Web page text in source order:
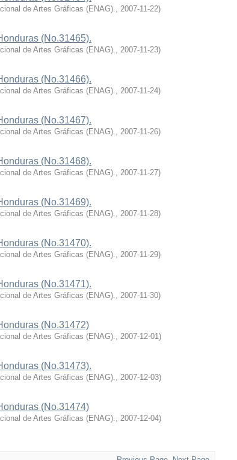
de Artes Gráficas (ENAG)., 2007-11-22)
(No.31465).
de Artes Gráficas (ENAG)., 2007-11-23)
(No.31466).
de Artes Gráficas (ENAG)., 2007-11-24)
(No.31467).
de Artes Gráficas (ENAG)., 2007-11-26)
(No.31468).
de Artes Gráficas (ENAG)., 2007-11-27)
(No.31469).
de Artes Gráficas (ENAG)., 2007-11-28)
(No.31470).
de Artes Gráficas (ENAG)., 2007-11-29)
(No.31471).
de Artes Gráficas (ENAG)., 2007-11-30)
(No.31472)
de Artes Gráficas (ENAG)., 2007-12-01)
(No.31473).
de Artes Gráficas (ENAG)., 2007-12-03)
(No.31474)
de Artes Gráficas (ENAG)., 2007-12-04)